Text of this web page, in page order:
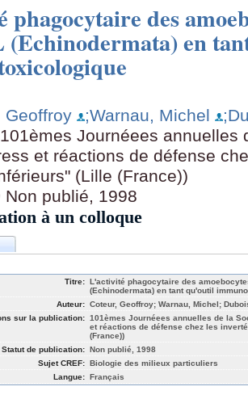
des
(Echinodermata) en
Geoffroy ;Warnau, Michel
101èmes Journéees annuelles
et réactions de défense
(Lille (France))
Non publié, 1998
à un colloque
Titre: L'activité phagocytaire des
(Echinodermata) en tant qu'outil
Auteur: Coteur, Geoffroy; Warnau, Michel;
sur la publication: 101èmes Journéees annuelles de la
et réactions de défense chez les
(France))
Statut de publication: Non publié, 1998
Sujet CREF: Biologie des milieux particuliers
Langue: Français